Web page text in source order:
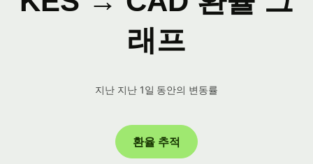
래프
지난 지난 1일 동안의 변동률
환율 추적